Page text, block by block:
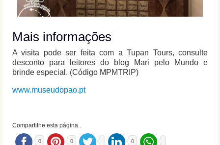
Mais informações
A visita pode ser feita com a Tupan Tours, consulte
desconto para leitores do blog Mari pelo Mundo e
brinde especial. (Código MPMTRIP)
www.museudopao.pt
Compartilhe esta página..
0 0 0